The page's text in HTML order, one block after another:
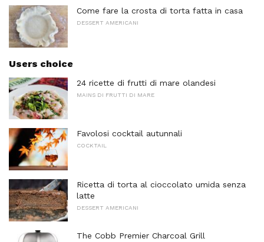
Come fare la crosta di torta fatta in casa
DESSERT AMERICANI
Users choice
24 ricette di frutti di mare olandesi
MAINS DI FRUTTI DI MARE
Favolosi cocktail autunnali
COCKTAIL
Ricetta di torta al cioccolato umida senza
latte
DESSERT AMERICANI
The Cobb Premier Charcoal Grill